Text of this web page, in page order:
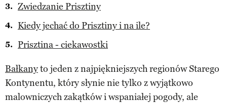
Zwiedzanie Prisztiny
Kiedy jechać do Prisztiny i na ile?
Prisztina - ciekawostki
Bałkanyto jeden z najpiękniejszych regionów Starego
Kontynentu, który słynie nie tylko z wyjątkowo
malowniczych zakątków i wspaniałej pogody, ale